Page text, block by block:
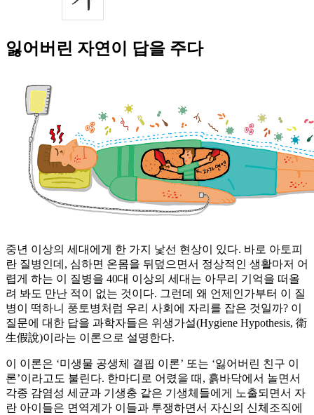
잃어버린 자연이 답을 주다
중년 이상의 세대에게 한 가지 낯선 현상이 있다. 바로 아토피
란 질병인데, 심하면 온몸을 뒤덮으면서 정상적인 생활마저 어
렵게 하는 이 질병을 40대 이상의 세대는 아무리 기억을 떠올
려 봐도 만난 적이 없는 것이다. 그런데 왜 언제인가부터 이 질
병이 떡하니 풍토병처럼 우리 사회에 자리를 잡은 것일까? 이
질문에 대한 답을 과학자들은 위생가설(Hygiene Hypothesis, 衛
生假說)이라는 이론으로 설명한다.
이 이론은 ‘미생물 공생체 결핍 이론’ 또는 ‘잃어버린 친구 이
론’이라고도 불린다. 한마디로 어렸을 때, 흙바닥에서 놀면서
각종 감염성 세균과 기생충 같은 기생체들에게 노출되면서 자
란 아이들은 면역계가 이들과 투쟁하면서 자신의 신체조직에